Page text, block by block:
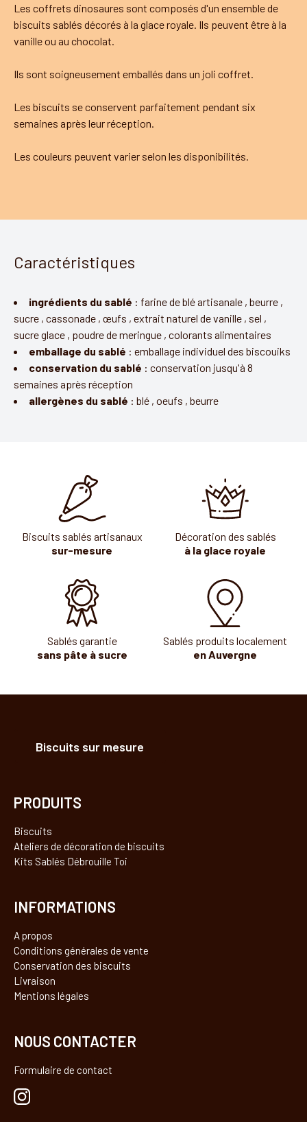
Les coffrets dinosaures sont composés d'un ensemble de
biscuits sablés décorés à la glace royale. Ils peuvent être à la
vanille ou au chocolat.
Ils sont soigneusement emballés dans un joli coffret.
Les biscuits se conservent parfaitement pendant six
semaines après leur réception.
Les couleurs peuvent varier selon les disponibilités.
Caractéristiques
ingrédients du sablé : farine de blé artisanale , beurre ,
sucre , cassonade , œufs , extrait naturel de vanille , sel ,
sucre glace , poudre de meringue , colorants alimentaires
emballage du sablé : emballage individuel des biscouiks
conservation du sablé : conservation jusqu'à 8
semaines après réception
allergènes du sablé : blé , oeufs , beurre
Biscuits sablés artisanaux
sur-mesure
Décoration des sablés
à la glace royale
Sablés garantie
sans pâte à sucre
Sablés produits localement
en Auvergne
Biscuits sur mesure
PRODUITS
Biscuits
Ateliers de décoration de biscuits
Kits Sablés Débrouille Toi
INFORMATIONS
A propos
Conditions générales de vente
Conservation des biscuits
Livraison
Mentions légales
NOUS CONTACTER
Formulaire de contact